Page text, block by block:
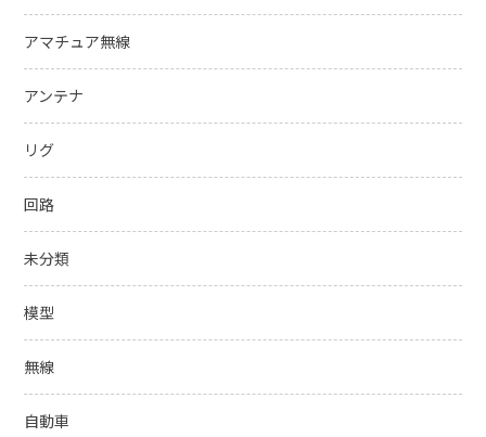
アマチュア無線
アンテナ
リグ
回路
未分類
模型
無線
自動車